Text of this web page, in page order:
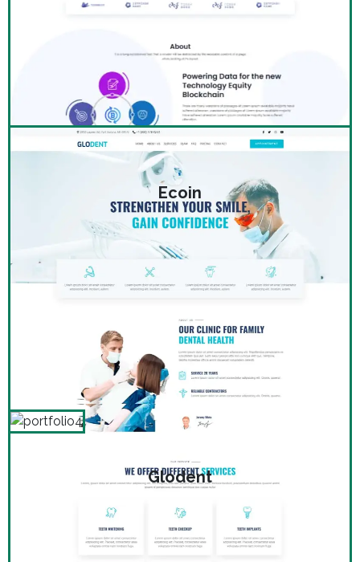
Ecoin
Glodent